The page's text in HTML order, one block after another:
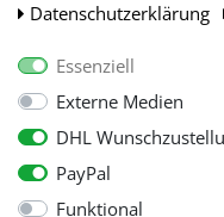
Daten­schutz­erklärung
Essenziell
Externe Medien
DHL
PayPal
Funktional